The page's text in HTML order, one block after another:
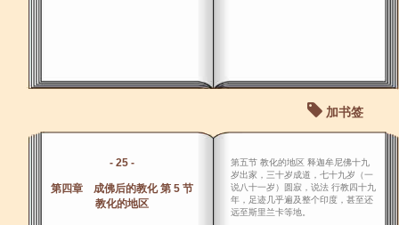
加书签
- 25 -
第四章 成佛后的教化 第 5 节
教化的地区
第五节 教化的地区 释迦牟尼佛十九
岁出家，三十岁成道，七十九岁（一
说八十一岁）圆寂，说法 行教四十九
年，足迹几乎遍及整个印度，甚至还
远至斯里兰卡等地。